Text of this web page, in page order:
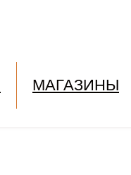
МАГАЗИНЫ